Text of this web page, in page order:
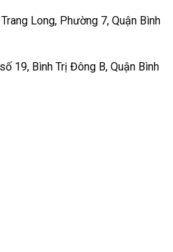
Long, Phường 7, Quận Bình
19, Bình Trị Đông B, Quận Bình